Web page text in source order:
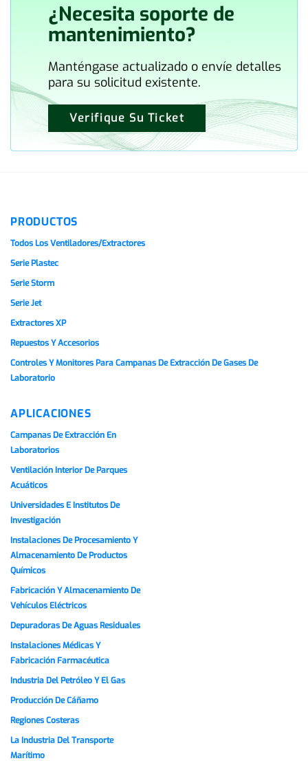
¿Necesita soporte de
mantenimiento?
Manténgase actualizado o envíe detalles
para su solicitud existente.
Verifique Su Ticket
PRODUCTOS
Todos Los Ventiladores/extractores
Serie Plastec
Serie Storm
Serie Jet
Extractores XP
Repuestos Y Accesorios
Controles Y Monitores Para Campanas De Extracción De Gases De
Laboratorio
APLICACIONES
Campanas De Extracción En
Laboratorios
Ventilación Interior De Parques
Acuáticos
Universidades E Institutos De
Investigación
Instalaciones De Procesamiento Y
Almacenamiento De Productos
Químicos
Fabricación Y Almacenamiento De
Vehículos Eléctricos
Depuradoras De Aguas Residuales
Instalaciones Médicas Y
Fabricación Farmacéutica
Industria Del Petróleo Y El Gas
Producción De Cáñamo
Regiones Costeras
La Industria Del Transporte
Marítimo